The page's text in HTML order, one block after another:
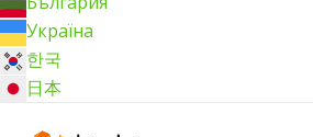
Україна
한국
日本